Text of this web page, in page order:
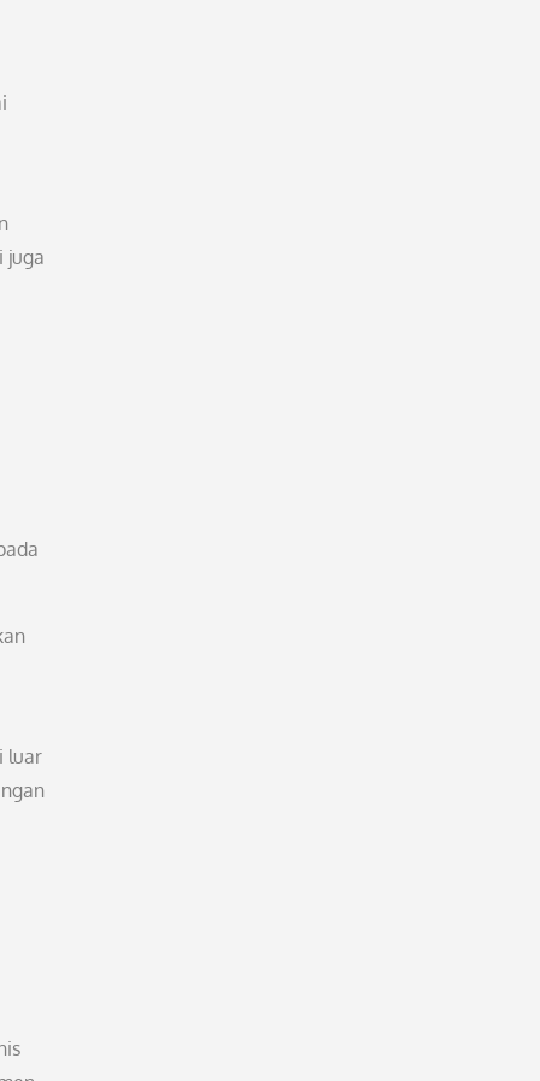
juga
luar